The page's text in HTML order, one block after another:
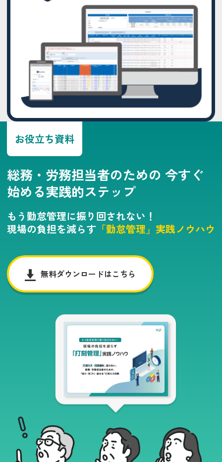
お役立ち資料
総務・労務担当者のための 今すぐ
始める実践的ステップ
もう勤怠管理に振り回されない！
現場の負担を減らす 「勤怠管理」実践ノウハウ
無料ダウンロードはこちら